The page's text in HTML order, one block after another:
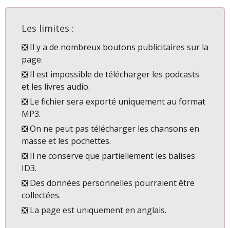
Les limites :
❎ Il y a de nombreux boutons publicitaires sur la
page.
❎ Il est impossible de télécharger les podcasts
et les livres audio.
❎ Le fichier sera exporté uniquement au format
MP3.
❎ On ne peut pas télécharger les chansons en
masse et les pochettes.
❎ Il ne conserve que partiellement les balises
ID3.
❎ Des données personnelles pourraient être
collectées.
❎ La page est uniquement en anglais.